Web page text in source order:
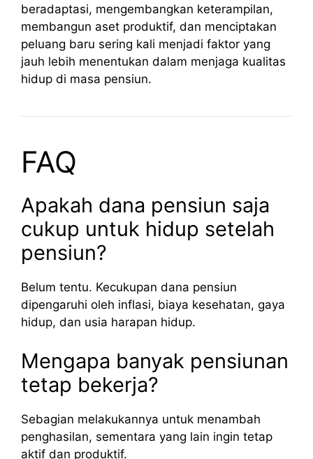
beradaptasi, mengembangkan keterampilan,
membangun aset produktif, dan menciptakan
peluang baru sering kali menjadi faktor yang
jauh lebih menentukan dalam menjaga kualitas
hidup di masa pensiun.
FAQ
Apakah dana pensiun saja
cukup untuk hidup setelah
pensiun?
Belum tentu. Kecukupan dana pensiun
dipengaruhi oleh inflasi, biaya kesehatan, gaya
hidup, dan usia harapan hidup.
Mengapa banyak pensiunan
tetap bekerja?
Sebagian melakukannya untuk menambah
penghasilan, sementara yang lain ingin tetap
aktif dan produktif.